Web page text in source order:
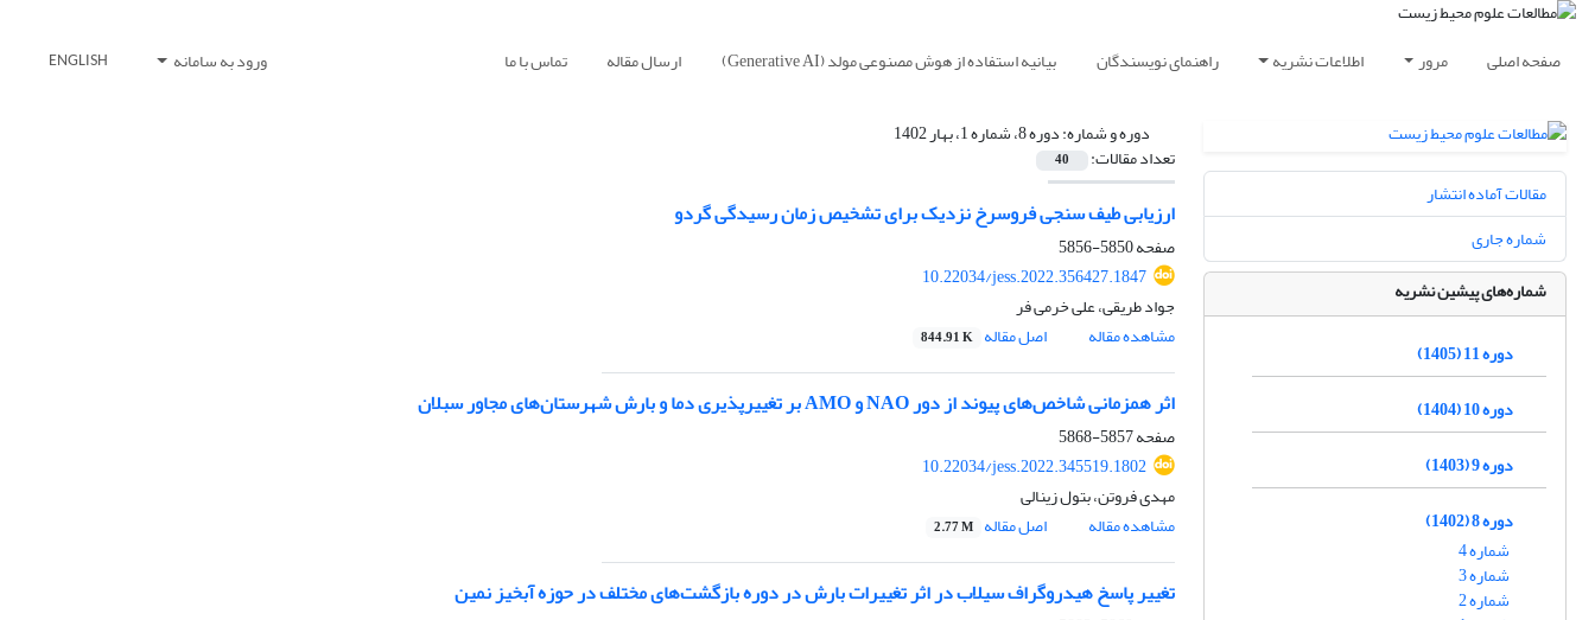
صفحه اصلی مرور اطلاعات نشریه راهنمای نویسندگان بیانیه استفاده از هوش مصنوعی مولد (Generative AI) ارسال مقاله تماس با ما ورود به سامانه ENGLISH
دوره و شماره:دوره 8، شماره 1، بهار 1402
تعداد مقالات: 40
ارزیابی طیف سنجی فروسرخ نزدیک برای تشخیص زمان رسیدگی گردو
صفحه5850-5856
10.22034/jess.2022.356427.1847
جواد طریقی، علی خرمی فر
مشاهده مقاله
اصل مقاله 844.91 K
اثر همزمانی شاخص‌های پیوند از دور NAO و AMO بر تغییر‌پذیری دما و بارش شهرستان‌های مجاور سبلان
صفحه5857-5868
10.22034/jess.2022.345519.1802
مهدی فروتن، بتول زینالی
مشاهده مقاله
اصل مقاله 2.77 M
تغییر پاسخ هیدروگراف سیلاب در اثر تغییرات بارش در دوره بازگشت‌های مختلف در حوزه آبخیز نمین
مقالات آماده انتشار
شماره جاری
شماره‌های پیشین نشریه
دوره 11 (1405)
دوره 10 (1404)
دوره 9 (1403)
دوره 8 (1402)
شماره 4
شماره 3
شماره 2